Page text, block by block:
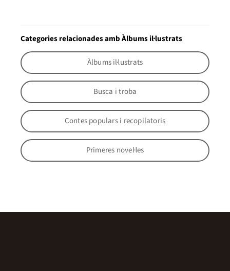
Categories relacionades amb Àlbums il·lustrats
Àlbums il·lustrats
Busca i troba
Contes populars i recopilatoris
Primeres novel·les